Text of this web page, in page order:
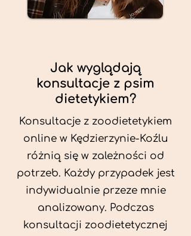
Jak wyglądają
konsultacje z psim
dietetykiem?
Konsultacje z zoodietetykiem
online w Kędzierzynie-Koźlu
różnią się w zależności od
potrzeb. Każdy przypadek jest
indywidualnie przeze mnie
analizowany. Podczas
konsultacji zoodietetycznej